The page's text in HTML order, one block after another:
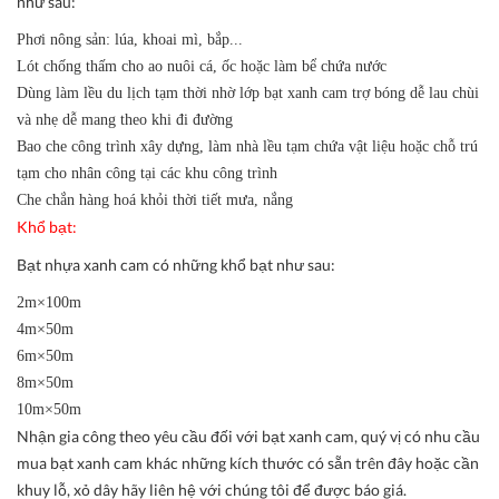
Phơi nông sản: lúa, khoai mì, bắp...
Lót chống thấm cho ao nuôi cá, ốc hoặc làm bể chứa nước
Dùng làm lều du lịch tạm thời nhờ lớp bạt xanh cam trợ bóng dễ lau chùi
và nhẹ dễ mang theo khi đi đường
Bao che công trình xây dựng, làm nhà lều tạm chứa vật liệu hoặc chỗ trú
tạm cho nhân công tại các khu công trình
Che chắn hàng hoá khỏi thời tiết mưa, nắng
Khổ bạt:
Bạt nhựa xanh cam có những khổ bạt như sau:
2m×100m
4m×50m
6m×50m
8m×50m
10m×50m
Nhận gia công theo yêu cầu đối với bạt xanh cam, quý vị có nhu cầu
mua bạt xanh cam khác những kích thước có sẵn trên đây hoặc cần
khuy lỗ, xỏ dây hãy liên hệ với chúng tôi để được báo giá.